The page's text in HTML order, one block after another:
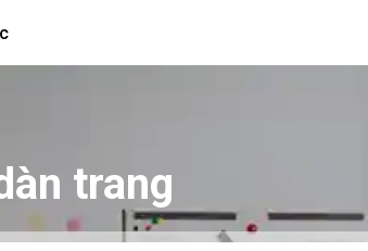
trang